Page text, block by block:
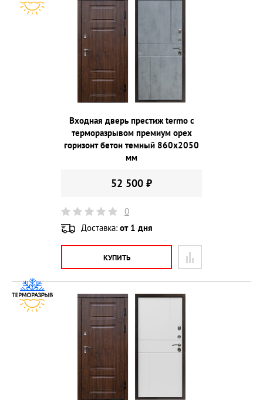
Входная дверь престиж termo с
терморазрывом премиум орех
горизонт бетон темный 860х2050
мм
52 500 ₽
0
Доставка: от 1 дня
КУПИТЬ